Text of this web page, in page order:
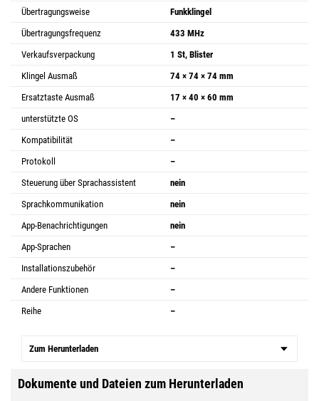
Übertragungsweise
Funkklingel
Übertragungsfrequenz
433 MHz
Verkaufsverpackung
1 St, Blister
Klingel Ausmaß
74 × 74 × 74 mm
Ersatztaste Ausmaß
17 × 40 × 60 mm
unterstützte OS
–
Kompatibilität
–
Protokoll
–
Steuerung über Sprachassistent
nein
Sprachkommunikation
nein
App-Benachrichtigungen
nein
App-Sprachen
–
Installationszubehör
–
Andere Funktionen
–
Reihe
–
Zum Herunterladen
Dokumente und Dateien zum Herunterladen